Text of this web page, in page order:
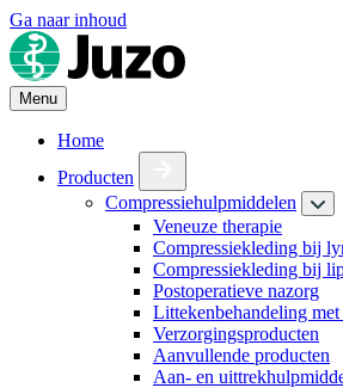
Ga naar inhoud
Menu
Home
Producten
Compressiehulpmiddelen
Veneuze therapie
Compressiekleding bij
Compressiekleding bij
Postoperatieve nazorg
Littekenbehandeling met
Verzorgingsproducten
Aanvullende producten
Aan- en